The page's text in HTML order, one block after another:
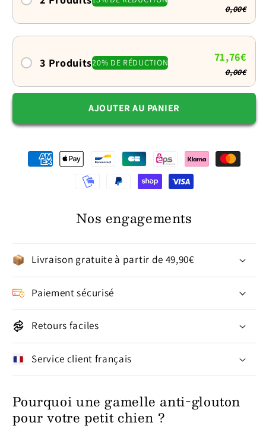
Repas
format
mini
Repas
format
mini
0,00€
3 Produits20% DE RÉDUCTION 71,76€
0,00€
AJOUTER AU PANIER
Nos engagements
Livraison gratuite à partir de 49,90€
Paiement sécurisé
Retours faciles
Service client français
Pourquoi une gamelle anti-glouton
pour votre petit chien ?